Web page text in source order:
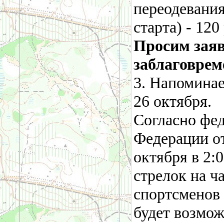
старта) -
Просим
3.
26 октября.
Согласно
Федерации
октября в
стрелок на
будет